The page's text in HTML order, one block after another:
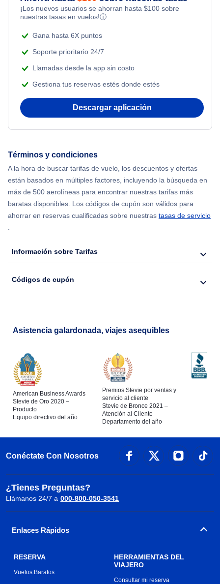
Flights Under $99
Flights Under $199
Flights from Nueva York to Tel Aviv
Flights from Nueva York to Atenas
Flights from Shanghai to Nueva York
Flights from Delhi to Nueva York
Flights from Chicago to Delhi
Flights from Nueva York to Seúl
Flights from Nueva York to Barcelona
Romantic Vacations
Adventure Vacations
Beach Vacations
¡Los nuevos usuarios se ahorran hasta $100 sobre
nuestras tasas en vuelos!ⓘ
Gana hasta 6X puntos
Soporte prioritario 24/7
Llamadas desde la app sin costo
Gestiona tus reservas estés donde estés
Descargar aplicación
Términos y condiciones
A la hora de buscar tarifas de vuelo, los descuentos y ofertas
están basados en múltiples factores, incluyendo la búsqueda en
más de 500 aerolíneas para encontrar nuestras tarifas más
baratas disponibles. Los códigos de cupón son válidos para
ahorrar en reservas cualificadas sobre nuestras tasas de servicio
.
Información sobre Tarifas
Códigos de cupón
Asistencia galardonada, viajes asequibles
American Business Awards
Stevie de Oro 2020 –
Producto
Equipo directivo del año
Premios Stevie por ventas y
servicio al cliente
Stevie de Bronce 2021 –
Atención al Cliente
Departamento del año
Conéctate Con Nosotros
¿Tienes Preguntas?
Llámanos 24/7 a 000-800-050-3541
Enlaces Rápidos
RESERVA
Vuelos Baratos
HERRAMIENTAS DEL
VIAJERO
Consultar mi reserva